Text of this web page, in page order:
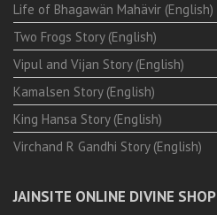
Life of Bhagawän Mahävir (English)
Two Frogs Story (English)
Vipul and Vijan Story (English)
Kamalsen Story (English)
King Hansa Story (English)
Virchand R Gandhi Story (English)
JAINSITE ONLINE DIVINE SHOP